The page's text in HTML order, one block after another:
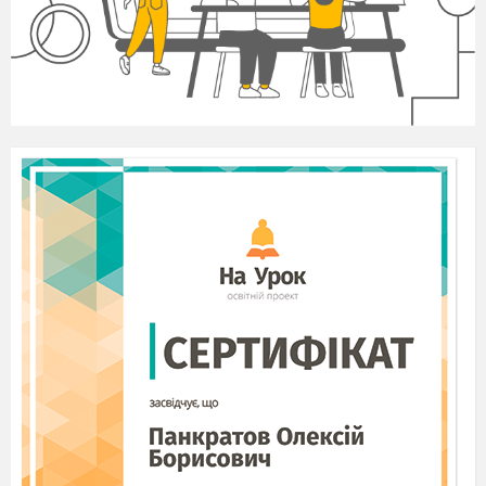
французького союзу
А) 1871-1873 рр.;
Б) 1885-1887 рр.;
В) 1891-1893 рр.;
Г)
1899 – 1901 рр.
2. Укажіть країни Центральної Америки,
які були безпосередньо приєднані до США чи
потрапили до сфери їхнього впливу в
результаті іспано-американської війни.
1) Пуерто-Рико;
2) Нікарагуа;
3) Панама;
4) Куба;
6) Гондурас.
3. Укажіть держави, які увійшли до
Троїстого союзу.
1) Німецька імперія;
2) Австро-Угорщина;